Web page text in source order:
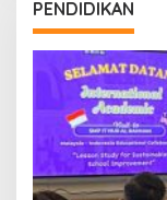
PENDIDIKAN